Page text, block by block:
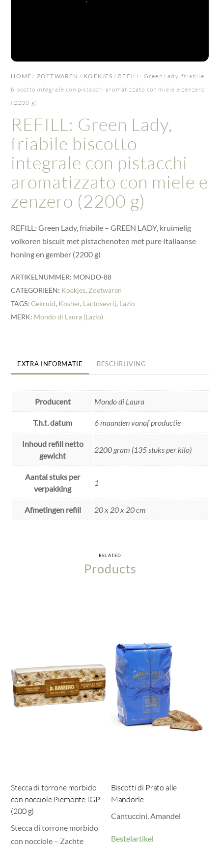
HOME / ZOETWAREN / KOEKJES / REFILL: Green Lady, friabile
biscotto integrale con pistacchi aromatizzato con miele e zenzero
(2200 g)
REFILL: Green Lady,
friabile biscotto
integrale con pistacchi
aromatizzato con miele e
zenzero (2200 g)
REFILL: Green Lady, friabile – GREEN LADY, kruimelig
volkoren biscuit met pistachenoten met pure Italiaanse
honing en gember (2200 g)
ARTIKELNUMMER: MONDO-88
CATEGORIEËN: Koekjes, Zoetwaren
TAGS:Gekruid, Kosher, Lactosevrij, Lazio
MERK: Mondo di Laura (Lazio)
EXTRA INFORMATIE BESCHRIJVING
Producent Mondo di Laura
T.h.t. datum 6 maanden vanaf productie
Inhoud refill netto
gewicht
2200 gram (135 stuks per kilo)
Aantal stuks per
verpakking
1
Afmetingen refill 20 x 20 x 20 cm
RELATED
Products
Stecca di torrone morbido
con nocciole Piemonte IGP
(200 g)
Stecca di torrone morbido
con nocciole – Zachte
Biscotti di Prato alle
Mandorle
Cantuccini, Amandel
Bestelartikel